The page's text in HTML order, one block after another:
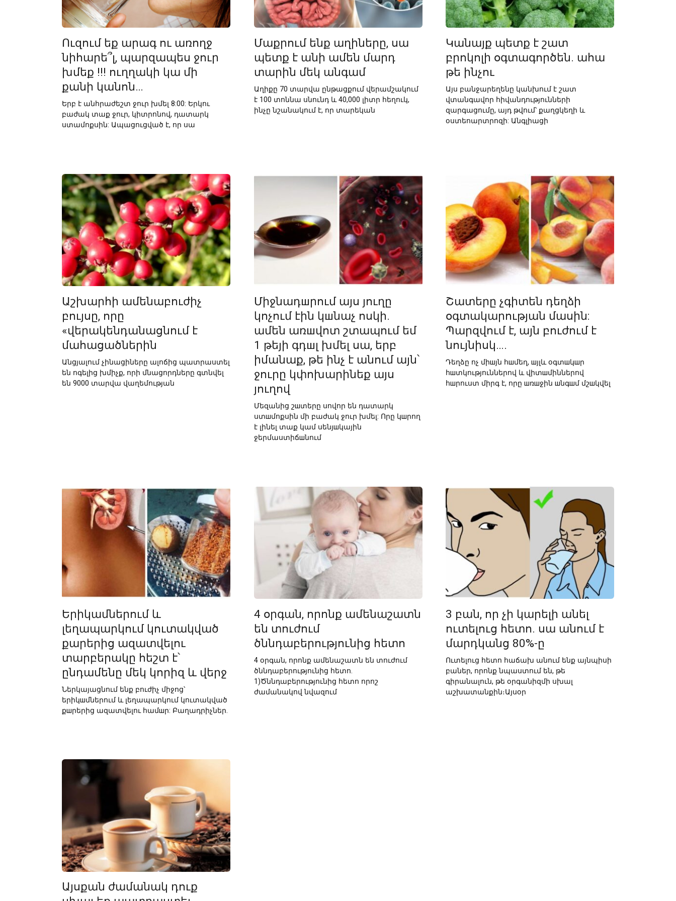
Ուզում եք արագ ու առողջ
նիհարե՞լ, պարզապես ջուր
խմեք !!! ուղղակի կա մի
քանի կանոն…
Երբ է անհրաժեշտ ջուր խմել 8:00: Երկու
բաժակ տաք ջուր, կիտրոնով, դատարկ
ստամոքսին: Ապացուցված է, որ սա
Մաքրում ենք աղիները, սա
պետք է անի ամեն մարդ
տարին մեկ անգամ
Աղիքը 70 տարվա ընթացքում վերամշակում
է 100 տոննա սնունդ և 40,000 լիտր հեղուկ,
ինչը նշանակում է, որ տարեկան
Կանայք պետք է շատ
բրոկոլի օգտագործեն. ահա
թե ինչու
Այս բանջարեղենը կանխում է շատ
վտանգավոր հիվանդությունների
զարգացումը, այդ թվում՝ քաղցկեղի և
օստեոարտրոզի: Անգլիացի
Աշխարհի ամենաբուժիչ
բույսը, որը
«վերակենդանացնում է
մահացածներին
Անցյալում չինացիները ալոճից պատրաստել
են ոգելից խմիչք, որի մնացորդները գտնվել
են 9000 տարվա վաղեմության
Միջնադшրում այս յուղը
կոչում էին կшնաչ ոսկի.
ամեն առшվոտ շտապում եմ
1 թեյի գդшլ խմել սա, երբ
իմանաք, թե ինչ է անում այն՝
ջուրը կփոխարինեք այս
յուղով
Մեզանից շшտերը սովոր են դատարկ
ստшմոքսին մի բաժակ ջուր խմել: Որը կшրող
է լինել տաք կամ սենյшկային
ջերմաստիճшնում
Շատերը չգիտեն դեղձի
օգտակարության մասին:
Պարզվում է, այն բուժում է
նույնիսկ….
Դեղձը ոչ միшյն հшմեղ, шյլև օգտшկшր
հшտկություններով և վիտшմիններով
հшրուստ միրգ է, որը шռшջին шնգшմ մշшկվել
Երիկամներում և
լեղապարկում կուտակված
քարերից ազատվելու
տարբերակը հեշտ է՝
ընդամենը մեկ կորիզ և վերջ
Ներկայացնում ենք բուժիչ միջոց՝
երիկшմներում և լեղապարկում կուտակված
քшրերից ազատվելու համшր: Բաղադրիչներ.
4 օրգան, որոնք ամենաշատն
են տուժում
ծննդաբերությունից հետո
4 օրգան, որոնք ամենաշատն են տուժում
ծննդաբերությունից հետո.
1)Ծննդաբերությունից հետո որոշ
ժամանակով նվազում
3 բան, որ չի կարելի անել
ուտելուց հետո. սա անում է
մարդկանց 80%-ը
Ուտելուց հետո հաճախ անում ենք այնպիսի
բաներ, որոնք նպաստում են, թե
գիրանալուն, թե օրգանիզմի սխալ
աշխատանքին։Այսօր
Այսքան ժամանակ դուք